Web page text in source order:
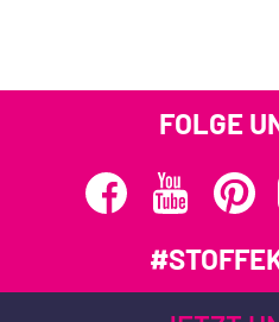
FOLGE